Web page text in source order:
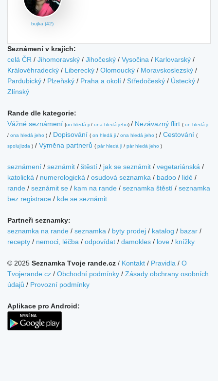
bujka (42)
Seznámení v krajích:
celá ČR / Jihomoravský / Jihočeský / Vysočina / Karlovarský /
Královéhradecký / Liberecký / Olomoucký / Moravskoslezský /
Pardubický / Plzeňský / Praha a okolí / Středočeský / Ústecký /
Zlínský
Rande dle kategorie:
Vážné seznámení (on hledá ji / ona hledá jeho) / Nezávazný flirt ( on hledá ji
/ ona hledá jeho ) / Dopisování ( on hledá ji / ona hledá jeho ) / Cestování (
spolujízda ) / Výměna partnerů ( pár hledá ji / pár hledá jeho )
seznámení / seznámit / štěstí / jak se seznámit / vegetariánská /
katolická / numerologická / osudová seznamka / badoo / lidé /
rande / seznámit se / kam na rande / seznamka štěstí / seznamka
bez registrace / kde se seznámit
Partneři seznamky:
seznamka na rande / seznamka / byty prodej / katalog / bazar /
recepty / nemoci, léčba / odpovídat / damokles / love / knížky
© 2025 Seznamka Tvoje rande.cz / Kontakt / Pravidla / O
Tvojerande.cz / Obchodní podmínky / Zásady obchrany osobních
údajů / Provozní podmínky
Aplikace pro Android: